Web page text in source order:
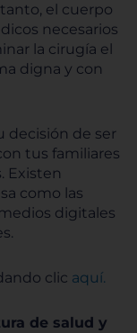
el cuerpo
necesarios
la cirugía el
digna y con
decisión de ser
tus familiares
Existen
como las
digitales
clic aquí.
de salud y